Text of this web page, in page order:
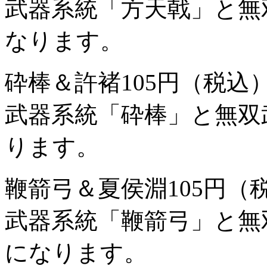
武器系統「方天戟」と
なります。
砕棒＆許褚105円（税込
武器系統「砕棒」と無
ります。
鞭箭弓＆夏侯淵105円（
武器系統「鞭箭弓」と
になります。